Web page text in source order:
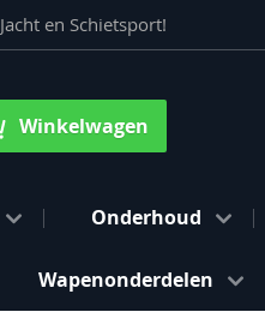
en Schietsport!
Winkelwagen
Onderhoud
Wapenonderdelen